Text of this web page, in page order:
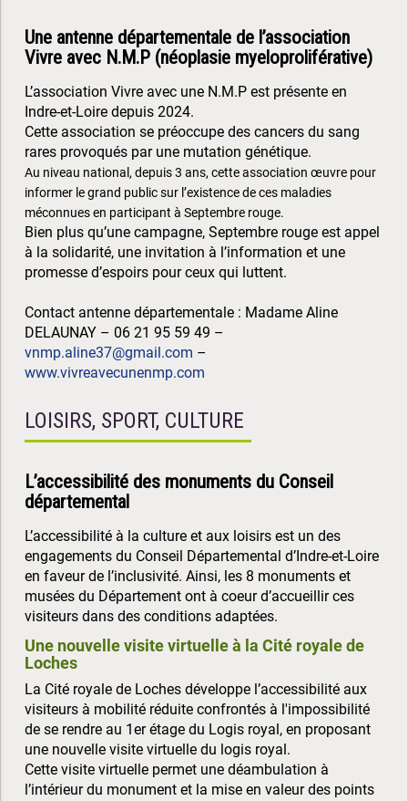
Une antenne départementale de l’association
Vivre avec N.M.P (néoplasie myeloproliférative)
L’association Vivre avec une N.M.P est présente en
Indre-et-Loire depuis 2024.
Cette association se préoccupe des cancers du sang
rares provoqués par une mutation génétique.
Au niveau national, depuis 3 ans, cette association œuvre pour
informer le grand public sur l’existence de ces maladies
méconnues en participant à Septembre rouge.
Bien plus qu’une campagne, Septembre rouge est appel
à la solidarité, une invitation à l’information et une
promesse d’espoirs pour ceux qui luttent.
Contact antenne départementale : Madame Aline
DELAUNAY – 06 21 95 59 49 –
vnmp.aline37@gmail.com –
www.vivreavecunenmp.com
LOISIRS, SPORT, CULTURE
L’accessibilité des monuments du Conseil
départemental
L’accessibilité à la culture et aux loisirs est un des
engagements du Conseil Départemental d’Indre-et-Loire
en faveur de l’inclusivité. Ainsi, les 8 monuments et
musées du Département ont à coeur d’accueillir ces
visiteurs dans des conditions adaptées.
Une nouvelle visite virtuelle à la Cité royale de
Loches
La Cité royale de Loches développe l’accessibilité aux
visiteurs à mobilité réduite confrontés à l'impossibilité
de se rendre au 1er étage du Logis royal, en proposant
une nouvelle visite virtuelle du logis royal.
Cette visite virtuelle permet une déambulation à
l’intérieur du monument et la mise en valeur des points